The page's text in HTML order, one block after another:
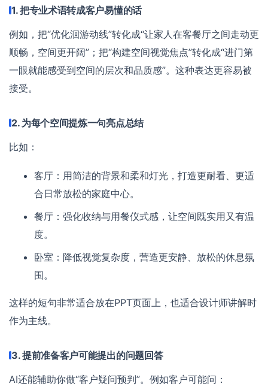
1. 把专业术语转成客户易懂的话
例如，把“优化洄游动线”转化成“让家人在客餐厅之间走动更
顺畅，空间更开阔”；把“构建空间视觉焦点”转化成“进门第
一眼就能感受到空间的层次和品质感”。这种表达更容易被
接受。
2. 为每个空间提炼一句亮点总结
比如：
客厅：用简洁的背景和柔和灯光，打造更耐看、更适
合日常放松的家庭中心。
餐厅：强化收纳与用餐仪式感，让空间既实用又有温
度。
卧室：降低视觉复杂度，营造更安静、放松的休息氛
围。
这样的短句非常适合放在PPT页面上，也适合设计师讲解时
作为主线。
3. 提前准备客户可能提出的问题回答
AI还能辅助你做“客户疑问预判”。例如客户可能问：